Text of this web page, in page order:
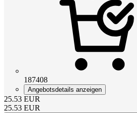
187408
Angebotsdetails anzeigen
25.53 EUR
25.53 EUR